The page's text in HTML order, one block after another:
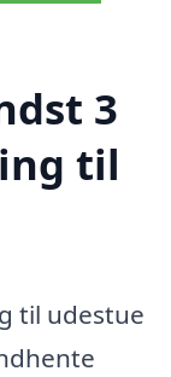
3
til
til udestue